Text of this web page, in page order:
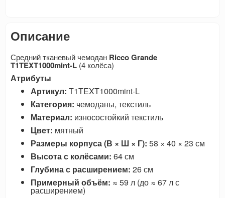
Описание
Средний тканевый чемодан Ricco Grande
T1TEXT1000mint-L (4 колёса)
Атрибуты
Артикул: T1TEXT1000mint-L
Категория: чемоданы, текстиль
Материал: износостойкий текстиль
Цвет: мятный
Размеры корпуса (В × Ш × Г): 58 × 40 × 23 см
Высота с колёсами: 64 см
Глубина с расширением: 26 см
Примерный объём: ≈ 59 л (до ≈ 67 л с
расширением)